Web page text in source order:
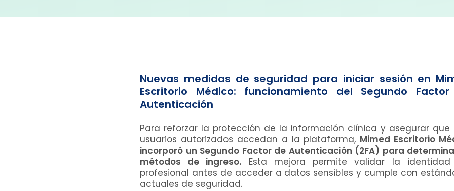
Nuevas medidas de seguridad para iniciar sesión en
Escritorio Médico: funcionamiento del Segundo
Autenticación
Para reforzar la protección de la información clínica y asegurar que
usuarios autorizados accedan a la plataforma, Mimed Escritorio
incorporó un Segundo Factor de Autenticación (2FA) para
métodos de ingreso. Esta mejora permite validar la
profesional antes de acceder a datos sensibles y cumple con
actuales de seguridad.